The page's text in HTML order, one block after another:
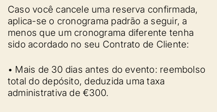
Caso você cancele uma reserva confirmada,
aplica-se o cronograma padrão a seguir, a
menos que um cronograma diferente tenha
sido acordado no seu Contrato de Cliente:
• Mais de 30 dias antes do evento: reembolso
total do depósito, deduzida uma taxa
administrativa de €300.